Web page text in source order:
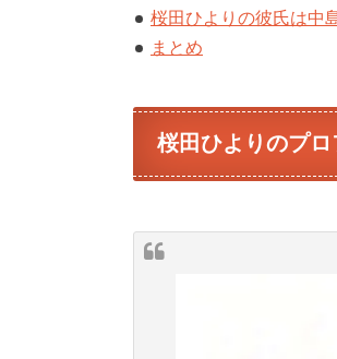
桜田ひよりの彼氏は中
まとめ
桜田ひよりのプロ